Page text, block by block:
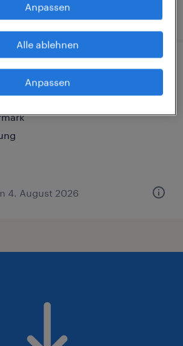
6. August 2026
für die Elektroindustrie
Gehalt (m/w/d)
4. August 2026
Anpassen
Alle ablehnen
Anpassen